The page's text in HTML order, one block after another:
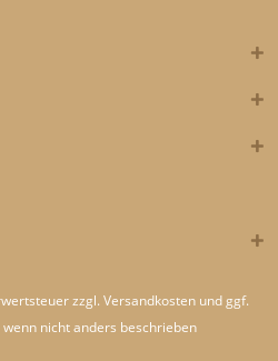
zzgl. Versandkosten und ggf.
nicht anders beschrieben